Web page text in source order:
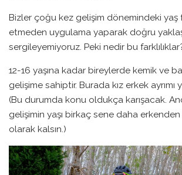
Bizler çoğu kez gelişim dönemindeki yaş
etmeden uygulama yaparak doğru
sergileyemiyoruz. Peki nedir bu
12-16 yaşına kadar bireylerde kemik ve
gelişime sahiptir. Burada kız erkek ayrımı
(Bu durumda konu oldukça karışacak.
gelişimin yaşı birkaç sene daha
olarak kalsın.)